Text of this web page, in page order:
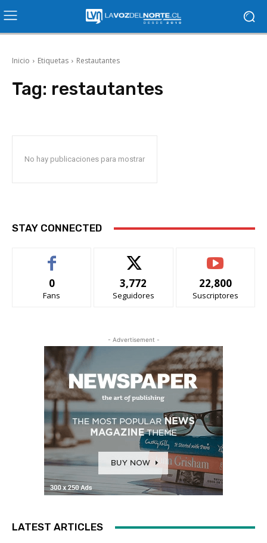
Inicio Etiquetas Restautantes
Tag: restautantes
No hay publicaciones para mostrar
STAY CONNECTED
0
Fans
3,772
Seguidores
22,800
Suscriptores
- Advertisement -
LATEST ARTICLES